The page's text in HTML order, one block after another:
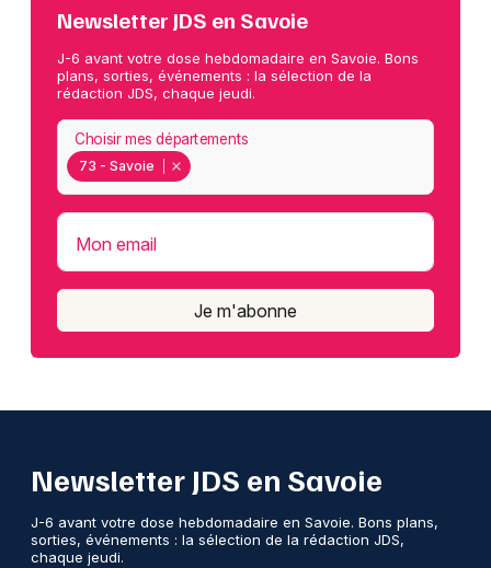
Newsletter JDS en Savoie
J-6 avant votre dose hebdomadaire en Savoie. Bons
plans, sorties, événements : la sélection de la
rédaction JDS, chaque jeudi.
73 - Savoie
Choisir mes départements
Mon email
Je m'abonne
Newsletter JDS en Savoie
J-6 avant votre dose hebdomadaire en Savoie. Bons plans,
sorties, événements : la sélection de la rédaction JDS,
chaque jeudi.